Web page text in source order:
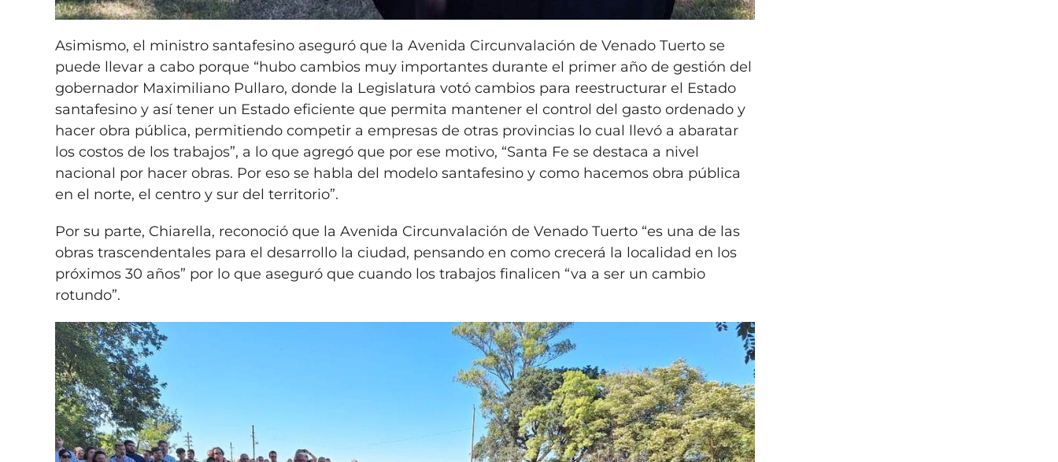
Asimismo, el ministro santafesino aseguró que la Avenida Circunvalación de Venado Tuerto se
puede llevar a cabo porque “hubo cambios muy importantes durante el primer año de gestión del
gobernador Maximiliano Pullaro, donde la Legislatura votó cambios para reestructurar el Estado
santafesino y así tener un Estado eficiente que permita mantener el control del gasto ordenado y
hacer obra pública, permitiendo competir a empresas de otras provincias lo cual llevó a abaratar
los costos de los trabajos”, a lo que agregó que por ese motivo, “Santa Fe se destaca a nivel
nacional por hacer obras. Por eso se habla del modelo santafesino y como hacemos obra pública
en el norte, el centro y sur del territorio”.
Por su parte, Chiarella, reconoció que la Avenida Circunvalación de Venado Tuerto “es una de las
obras trascendentales para el desarrollo la ciudad, pensando en como crecerá la localidad en los
próximos 30 años” por lo que aseguró que cuando los trabajos finalicen “va a ser un cambio
rotundo”.